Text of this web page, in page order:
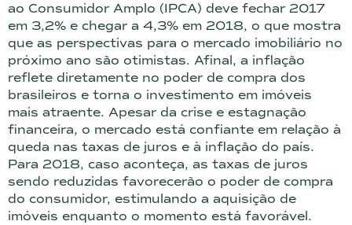
ao Consumidor Amplo (IPCA) deve fechar 2017
em 3,2% e chegar a 4,3% em 2018, o que mostra
que as perspectivas para o mercado imobiliário no
próximo ano são otimistas. Afinal, a inflação
reflete diretamente no poder de compra dos
brasileiros e torna o investimento em imóveis
mais atraente. Apesar da crise e estagnação
financeira, o mercado está confiante em relação à
queda nas taxas de juros e à inflação do país.
Para 2018, caso aconteça, as taxas de juros
sendo reduzidas favorecerão o poder de compra
do consumidor, estimulando a aquisição de
imóveis enquanto o momento está favorável.